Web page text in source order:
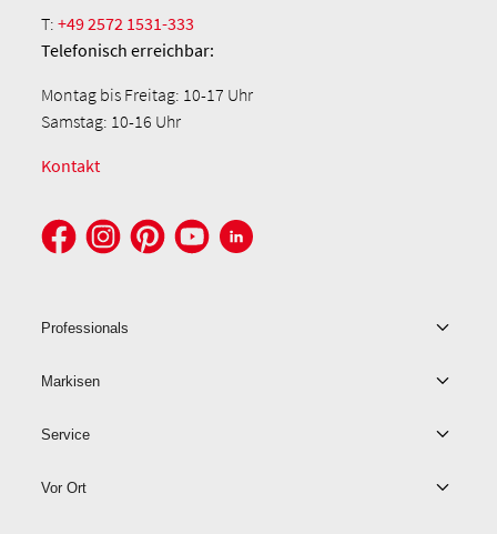
T:+49 2572 1531-333
Telefonisch erreichbar:
Montag bis Freitag: 10-17 Uhr
Samstag: 10-16 Uhr
Kontakt
Professionals
Markisen
Service
Vor Ort